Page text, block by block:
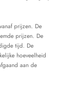
prijzen. De
prijzen. De
tijd. De
hoeveelheid
aan de